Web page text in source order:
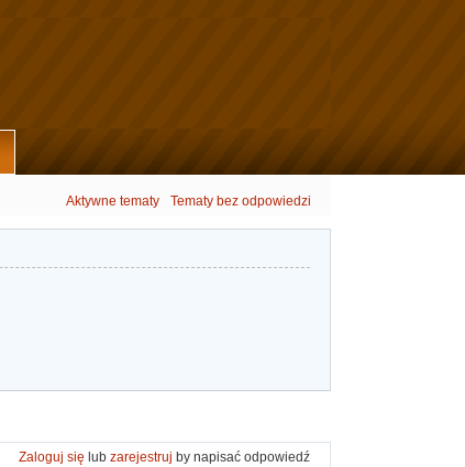
Aktywne tematy Tematy bez odpowiedzi
Zaloguj się lub zarejestruj by napisać odpowiedź